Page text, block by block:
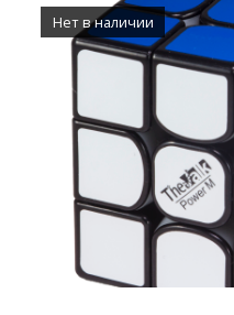
Нет в наличии